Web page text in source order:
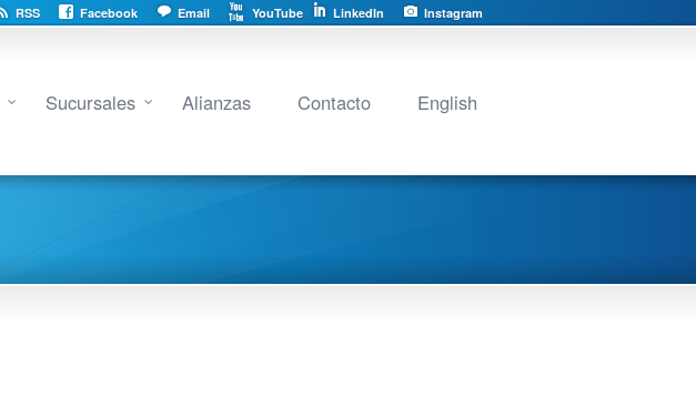
RSS Facebook Email YouTube LinkedIn Instagram
Sucursales Alianzas Contacto English